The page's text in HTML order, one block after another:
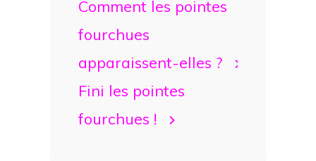
Comment les pointes
fourchues
apparaissent-elles ?
Fini les pointes
fourchues !